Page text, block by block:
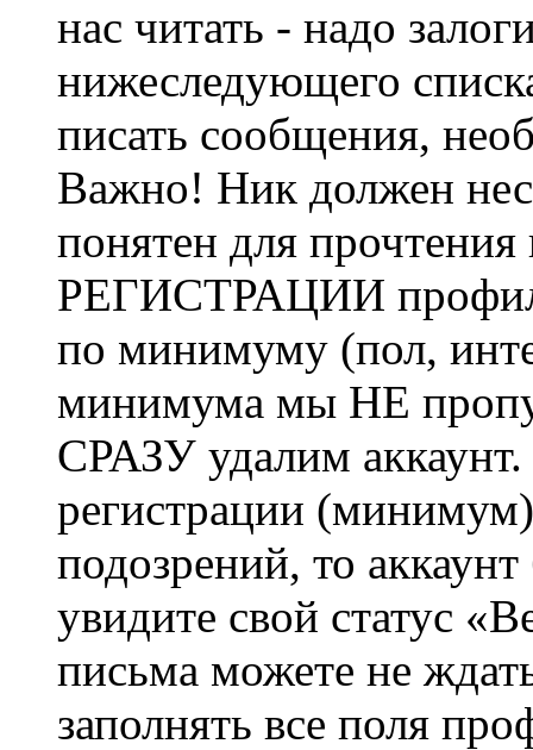
нас читать - надо
нижеследующего
писать сообщения,
Важно! Ник должен
понятен для
РЕГИСТРАЦИИ профиль
по минимуму (пол,
минимума мы НЕ
СРАЗУ удалим
регистрации
подозрений, то
увидите свой статус
письма можете не
заполнять все поля